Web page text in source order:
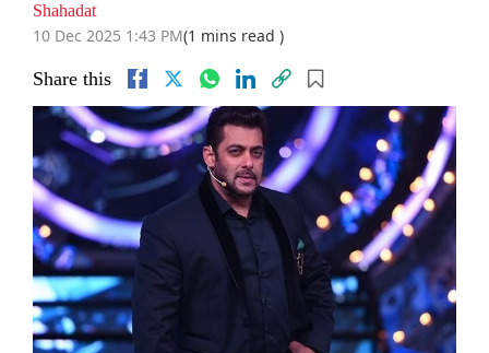
Shahadat
10 Dec 2025 1:43 PM(1 mins read )
Share this